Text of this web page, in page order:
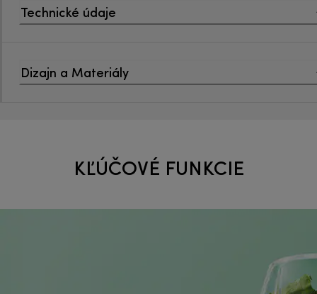
Technické údaje
Dizajn a Materiály
KĽÚČOVÉ FUNKCIE